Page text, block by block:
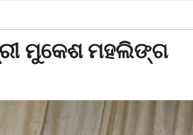
ମୁକେଶ ମହଲିଙ୍ଗ